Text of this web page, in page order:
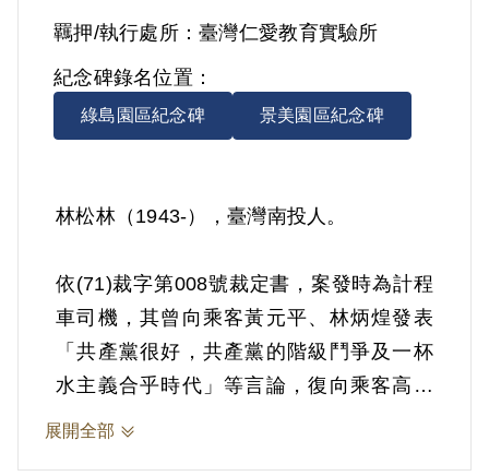
意見信箱
羈押/執行處所：臺灣仁愛教育實驗所
紀念碑錄名位置：
綠島園區紀念碑 景美園區紀念碑
林松林（1943-），臺灣南投人。
依(71)裁字第008號裁定書，案發時為計程
車司機，其曾向乘客黃元平、林炳煌發表
「共產黨很好，共產黨的階級鬥爭及一杯
水主義合乎時代」等言論，復向乘客高周
等、黃麗瞱發表「共產主義好，共產黨幾
展開全部